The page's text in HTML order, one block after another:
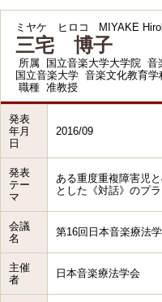
ミヤケ ヒロコ MIYAKE
三宅 博子
所属
国立音楽大学大学院 音
国立音楽大学 音楽文化教育学
職種 准教授
発表
年月
日
2016/09
発表
テー
マ
ある重度重複障害児
とした《対話》のプ
会議
名
第16回日本音楽療法
主催
者
日本音楽療法学会